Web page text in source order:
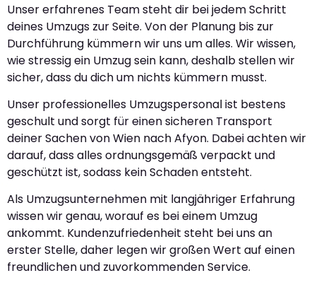
Unser erfahrenes Team steht dir bei jedem Schritt
deines Umzugs zur Seite. Von der Planung bis zur
Durchführung kümmern wir uns um alles. Wir wissen,
wie stressig ein Umzug sein kann, deshalb stellen wir
sicher, dass du dich um nichts kümmern musst.
Unser professionelles Umzugspersonal ist bestens
geschult und sorgt für einen sicheren Transport
deiner Sachen von Wien nach Afyon. Dabei achten wir
darauf, dass alles ordnungsgemäß verpackt und
geschützt ist, sodass kein Schaden entsteht.
Als Umzugsunternehmen mit langjähriger Erfahrung
wissen wir genau, worauf es bei einem Umzug
ankommt. Kundenzufriedenheit steht bei uns an
erster Stelle, daher legen wir großen Wert auf einen
freundlichen und zuvorkommenden Service.